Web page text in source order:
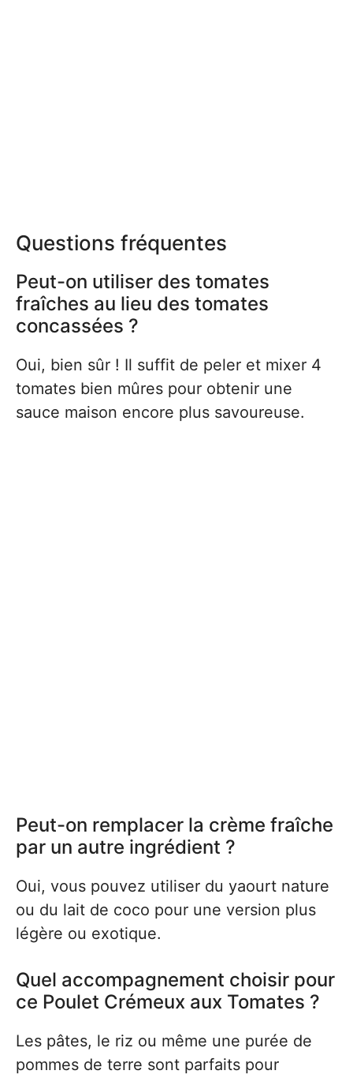
Questions fréquentes
Peut-on utiliser des tomates
fraîches au lieu des tomates
concassées ?
Oui, bien sûr ! Il suffit de peler et mixer 4
tomates bien mûres pour obtenir une
sauce maison encore plus savoureuse.
Peut-on remplacer la crème fraîche
par un autre ingrédient ?
Oui, vous pouvez utiliser du yaourt nature
ou du lait de coco pour une version plus
légère ou exotique.
Quel accompagnement choisir pour
ce Poulet Crémeux aux Tomates ?
Les pâtes, le riz ou même une purée de
pommes de terre sont parfaits pour